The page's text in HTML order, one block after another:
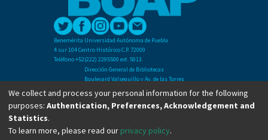
Benemérita Universidad Autónoma de Puebla
4 sur 104 Centro Histórico C.P. 72000
Teléfono +52(222) 2295500 ext. 5013
Dirección General de Bibliotecas
Boulevard Valsequillo y Av. de las Torres
Ciudad Universitaria. Col. San Manuel
C.P. 72570
Teléfono +52 (222) 2295500 Ext 2901
We collect and process your personal information for the following
purposes: Authentication, Preferences, Acknowledgement and
Statistics.
To learn more, please read our privacy policy.